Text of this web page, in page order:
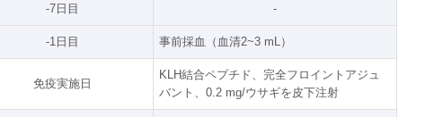
-7日目 -
-1日目 事前採血（血清2~3 mL）
免疫実施日
KLH結合ペプチド、完全フロイントアジュ
バント、0.2 mg/ウサギを皮下注射